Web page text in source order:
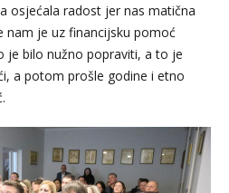
osjećala radost jer nas matična
nam je uz financijsku pomoć
je bilo nužno popraviti, a to je
a potom prošle godine i etno